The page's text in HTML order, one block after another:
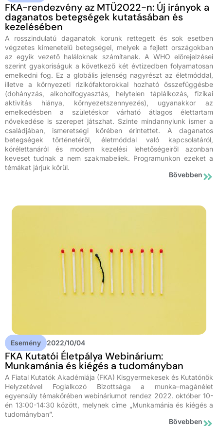
FKA-rendezvény az MTÜ2022-n: Új irányok a
daganatos betegségek kutatásában és
kezelésében
A rosszindulatú daganatok korunk rettegett és sok esetben
végzetes kimenetelű betegségei, melyek a fejlett országokban
az egyik vezető haláloknak számítanak. A WHO előrejelzései
szerint gyakoriságuk a következő két évtizedben folyamatosan
emelkedni fog. Ez a globális jelenség nagyrészt az életmóddal,
illetve a környezeti rizikófaktorokkal hozható összefüggésbe
(dohányzás, alkoholfogyasztás, helytelen táplálkozás, fizikai
aktivitás hiánya, környezetszennyezés), ugyanakkor az
emelkedésben a születéskor várható átlagos élettartam
növekedése is szerepet játszhat. Szinte mindannyiunk ismer a
családjában, ismeretségi körében érintettet. A daganatos
betegségek történetéről, életmóddal való kapcsolatáról,
kórélettanáról és modern kezelési lehetőségeiről azonban
keveset tudnak a nem szakmabeliek. Programunkon ezeket a
témákat járjuk körül.
Bővebben
Esemény 2022/10/04
FKA Kutatói Életpálya Webinárium:
Munkamánia és kiégés a tudományban
A Fiatal Kutatók Akadémiája (FKA) Kisgyermekesek és Kutatónők
Helyzetével Foglalkozó Bizottsága a munka–magánélet
egyensúly témakörében webináriumot rendez 2022. október 10-
én 13:00-14:30 között, melynek címe „Munkamánia és kiégés a
tudományban”.
Bővebben